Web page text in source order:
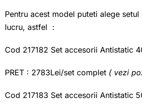
Pentru acest model puteti alege
lucru, astfel :
Cod 217182 Set accesorii Antistatic
PRET : 2783Lei/set complet ( vezi
Cod 217183 Set accesorii Antistatic